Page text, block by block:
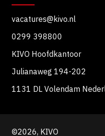
vacatures@kivo.nl
0299 398800
KIVO Hoofdkantoor
Julianaweg 194-202
1131 DL Volendam
©2026, KIVO